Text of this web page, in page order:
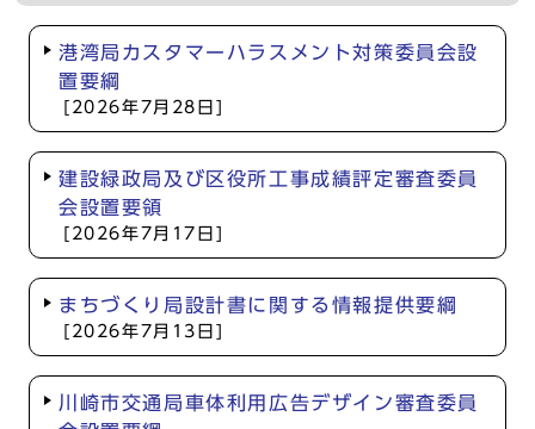
港湾局カスタマーハラスメント対策委員会設
置要綱
[2026年7月28日]
建設緑政局及び区役所工事成績評定審査委員
会設置要領
[2026年7月17日]
まちづくり局設計書に関する情報提供要綱
[2026年7月13日]
川崎市交通局車体利用広告デザイン審査委員